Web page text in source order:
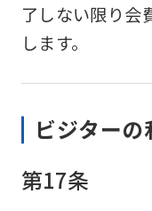
了しない限り会
します。
ビジターの
第17条